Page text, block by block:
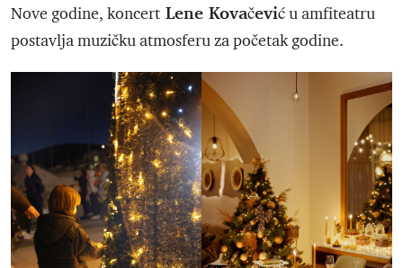
Nove godine, koncert Lene Kovačeviću amfiteatru
postavlja muzičku atmosferu za početak godine.